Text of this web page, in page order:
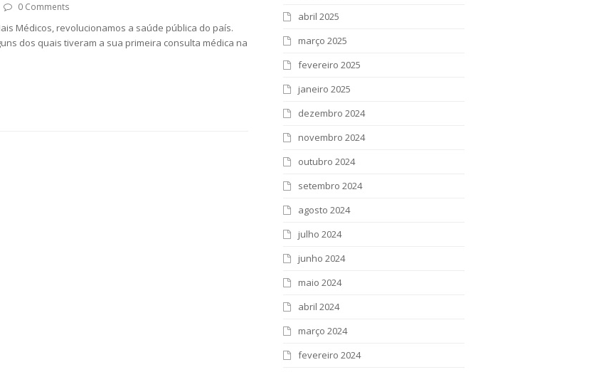
0 Comments
Médicos, revolucionamos a saúde pública do país.
dos quais tiveram a sua primeira consulta médica na
abril 2025
março 2025
fevereiro 2025
janeiro 2025
dezembro 2024
novembro 2024
outubro 2024
setembro 2024
agosto 2024
julho 2024
junho 2024
maio 2024
abril 2024
março 2024
fevereiro 2024